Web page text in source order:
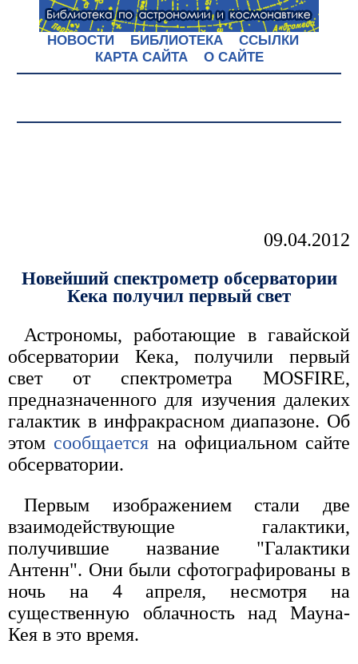
НОВОСТИ БИБЛИОТЕКА
ССЫЛКИ
КАРТА САЙТА
О САЙТЕ
09.04.2012
Новейший спектрометр обсерватории
Кека получил первый свет
Астрономы, работающие в гавайской
обсерватории Кека, получили первый
свет от спектрометра MOSFIRE,
предназначенного для изучения далеких
галактик в инфракрасном диапазоне. Об
этом сообщается на официальном сайте
обсерватории.
Первым изображением стали две
взаимодействующие галактики,
получившие название "Галактики
Антенн". Они были сфотографированы в
ночь на 4 апреля, несмотря на
существенную облачность над Мауна-
Кея в это время.